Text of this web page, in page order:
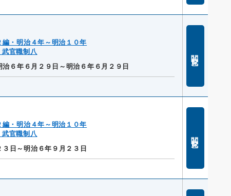
・明治４年～明治１０年
官職制八
治６年６月２９日～明治６年６月２９日
・明治４年～明治１０年
官職制八
３日～明治６年９月２３日